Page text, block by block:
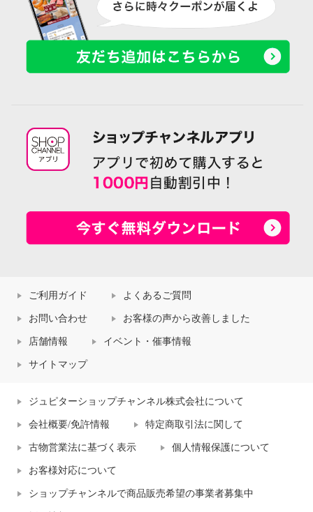
ご利用ガイド よくあるご質問
お問い合わせ お客様の声から改善しました
店舗情報 イベント・催事情報
サイトマップ
ジュピターショップチャンネル株式会社について
会社概要/免許情報 特定商取引法に関して
古物営業法に基づく表示 個人情報保護について
お客様対応について
ショップチャンネルで商品販売希望の事業者募集中